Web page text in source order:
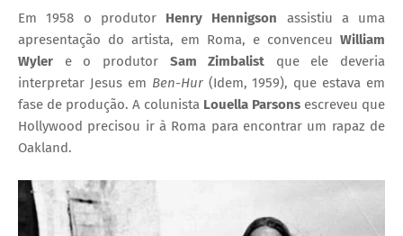
Em 1958 o produtor Henry Hennigson assistiu a uma
apresentação do artista, em Roma, e convenceu William
Wyler e o produtor Sam Zimbalist que ele deveria
interpretar Jesus em Ben-Hur (Idem, 1959), que estava em
fase de produção. A colunista Louella Parsons escreveu que
Hollywood precisou ir à Roma para encontrar um rapaz de
Oakland.